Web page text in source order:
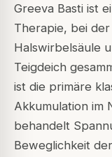
Greeva Basti ist
Therapie, bei
Halswirbelsäule
Teigdeich
ist die primäre
Akkumulation im
behandelt
Beweglichkeit